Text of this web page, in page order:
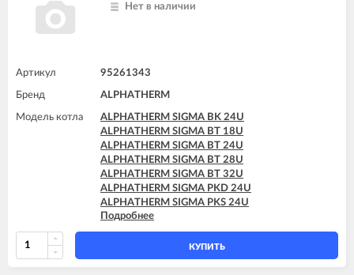
Нет в наличии
Артикул 95261343
Бренд ALPHATHERM
Модель котла
ALPHATHERM SIGMA BK 24U
ALPHATHERM SIGMA BT 18U
ALPHATHERM SIGMA BT 24U
ALPHATHERM SIGMA BT 28U
ALPHATHERM SIGMA BT 32U
ALPHATHERM SIGMA PKD 24U
ALPHATHERM SIGMA PKS 24U
ALPHATHERM SIGMA PTD 24U
ALPHATHERM SIGMA PTD 28U
ALPHATHERM SIGMA PTS 18U
ALPHATHERM SIGMA PTS 24U
Подробнее
КУПИТЬ